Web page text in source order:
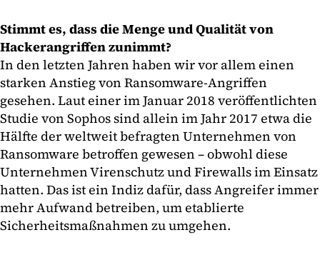
Stimmt es, dass die Menge und Qualität von
Hackerangriffen zunimmt?
In den letzten Jahren haben wir vor allem einen
starken Anstieg von Ransomware-Angriffen
gesehen. Laut einer im Januar 2018 veröffentlichten
Studie von Sophos sind allein im Jahr 2017 etwa die
Hälfte der weltweit befragten Unternehmen von
Ransomware betroffen gewesen – obwohl diese
Unternehmen Virenschutz und Firewalls im Einsatz
hatten. Das ist ein Indiz dafür, dass Angreifer immer
mehr Aufwand betreiben, um etablierte
Sicherheitsmaßnahmen zu umgehen.